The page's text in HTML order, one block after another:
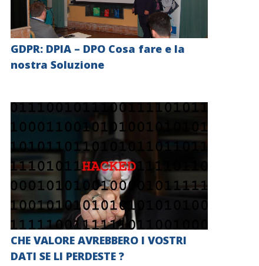
GDPR: DPIA – DPO Cosa fare e la
nostra Soluzione
CHE VALORE AVREBBERO I VOSTRI
DATI SE LI PERDESTE ?